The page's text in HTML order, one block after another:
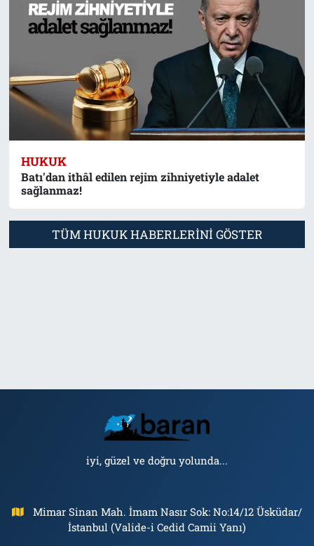
HUKUK
Batı'dan ithâl edilen rejim zihniyetiyle adalet
sağlanmaz!
TÜM HUKUK HABERLERINI GÖSTER
iyi, güzel ve doğru yolunda...
Mimar Sinan Mah. İmam Nasır Sok: No:14/12 Üsküdar/
İstanbul (Valide-i Cedid Camii Yanı)